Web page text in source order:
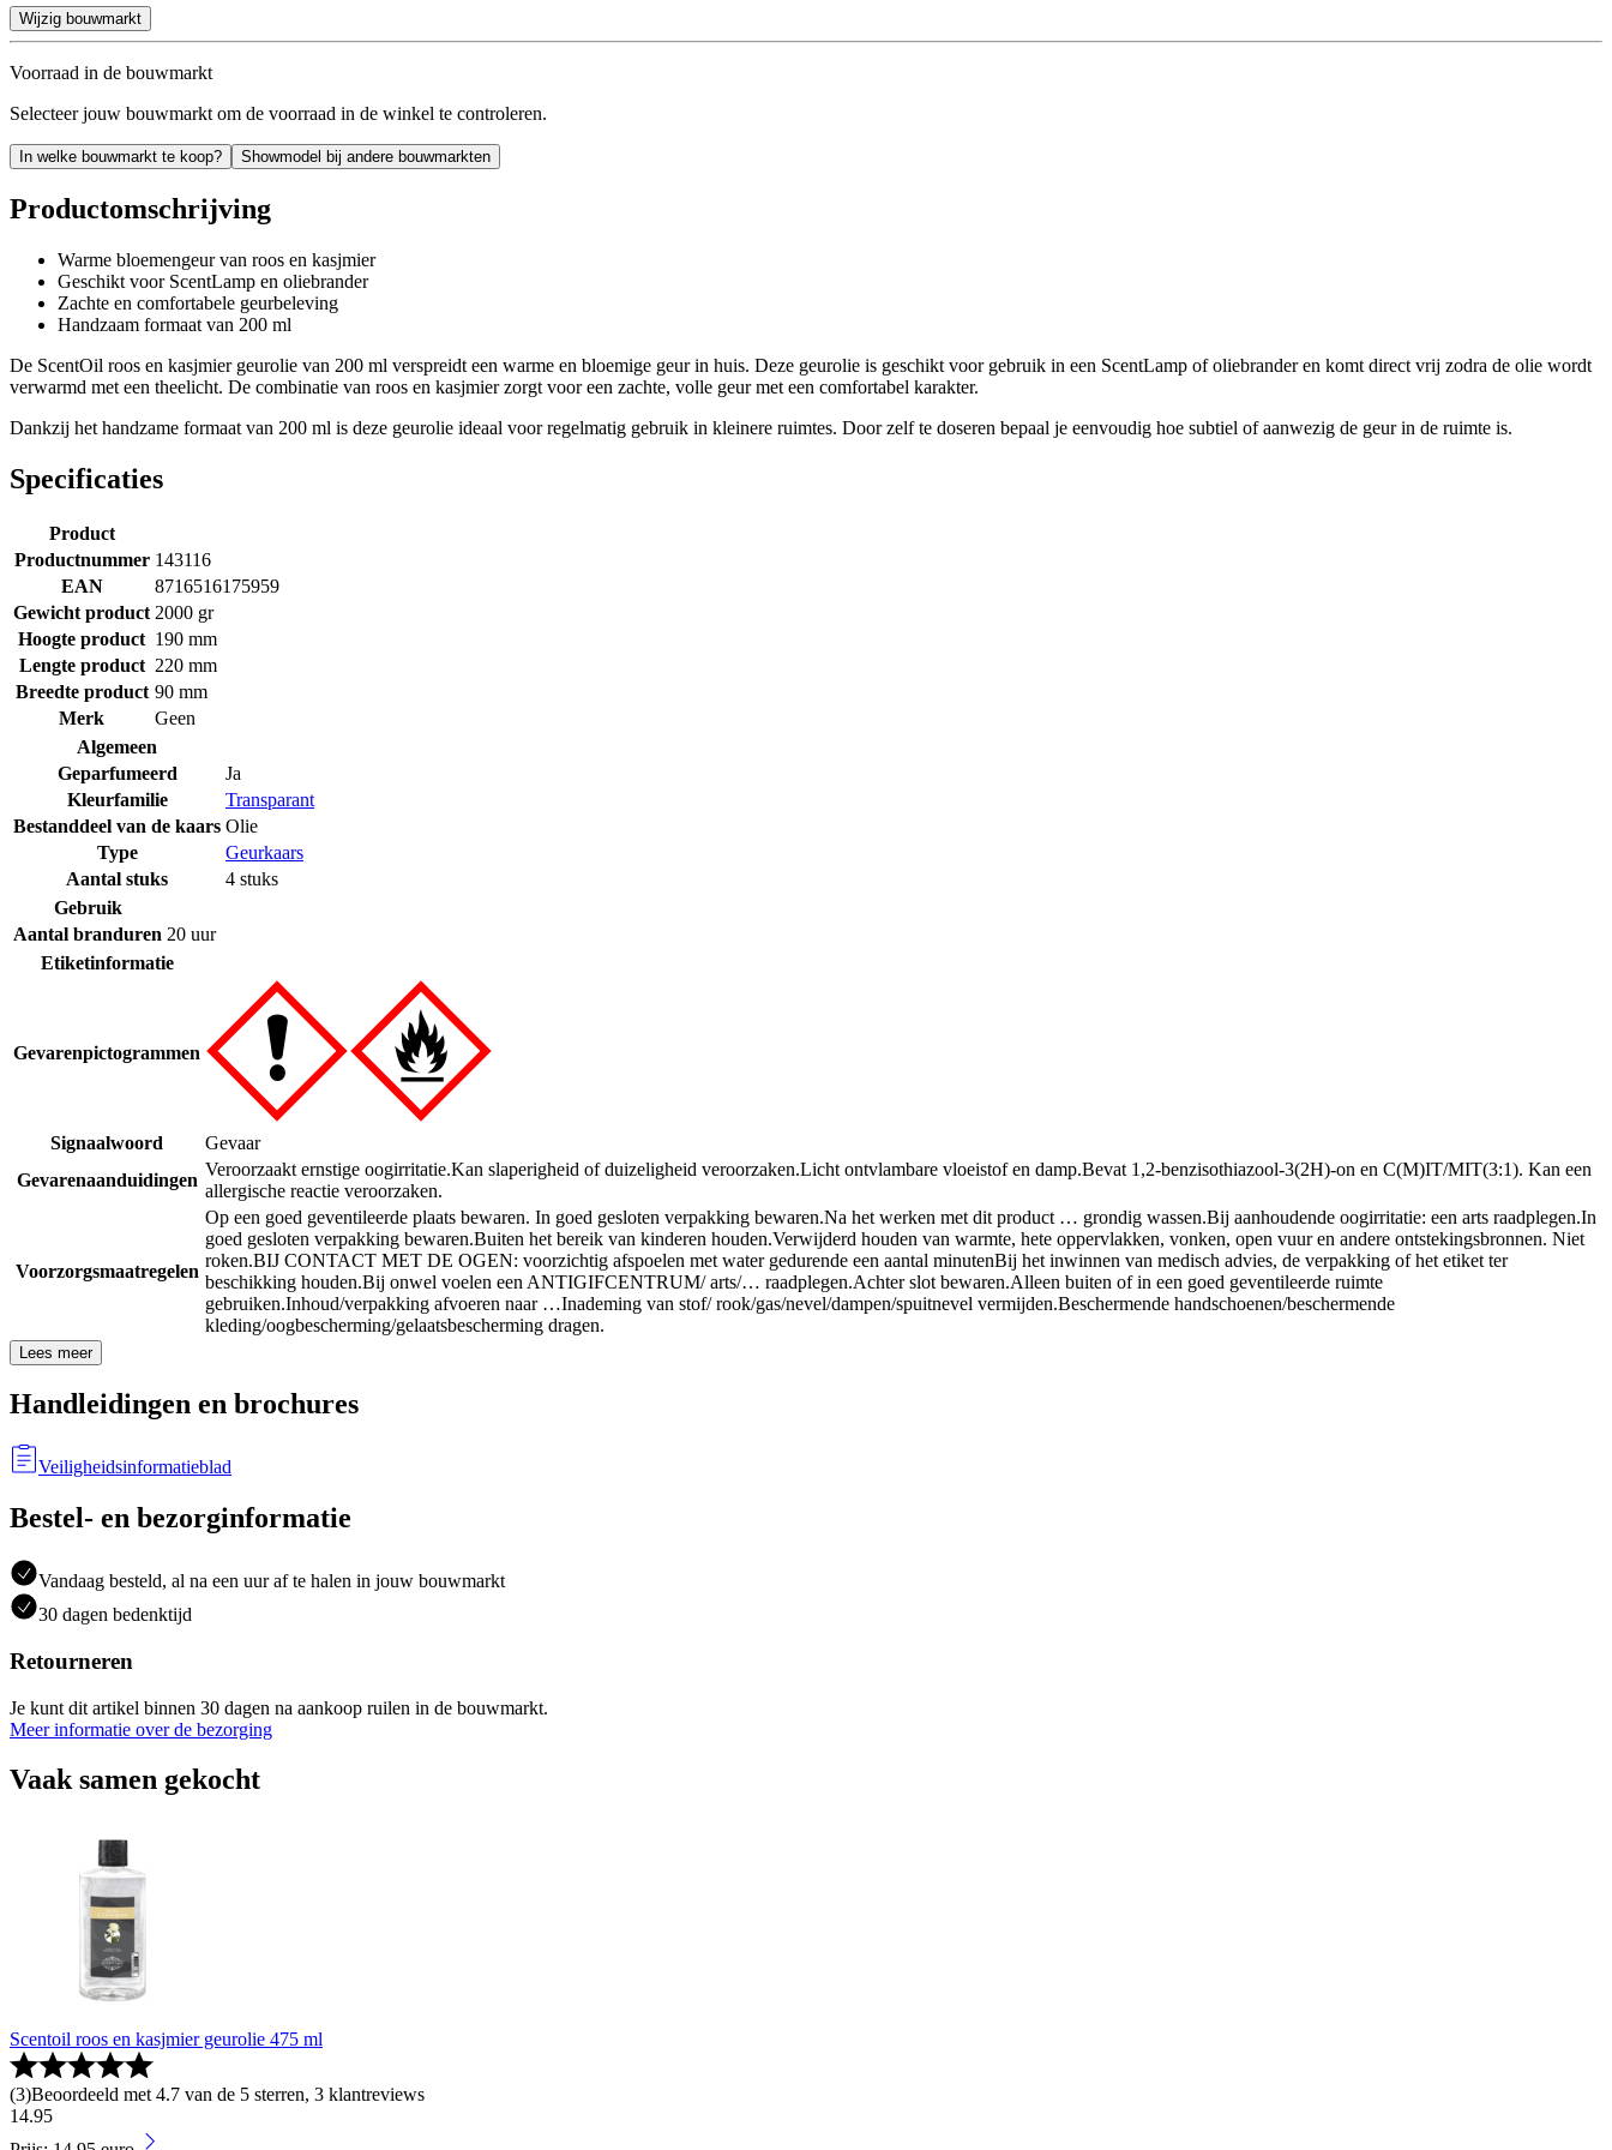
Wijzig bouwmarkt
Voorraad in de bouwmarkt
Selecteer jouw bouwmarkt om de voorraad in de winkel te controleren.
In welke bouwmarkt te koop? Showmodel bij andere bouwmarkten
Productomschrijving
Warme bloemengeur van roos en kasjmier
Geschikt voor ScentLamp en oliebrander
Zachte en comfortabele geurbeleving
Handzaam formaat van 200 ml
De ScentOil roos en kasjmier geurolie van 200 ml verspreidt een warme en bloemige geur in huis. Deze geurolie is geschikt voor gebruik in een ScentLamp of oliebrander en komt direct vrij zodra de olie wordt
verwarmd met een theelicht. De combinatie van roos en kasjmier zorgt voor een zachte, volle geur met een comfortabel karakter.
Dankzij het handzame formaat van 200 ml is deze geurolie ideaal voor regelmatig gebruik in kleinere ruimtes. Door zelf te doseren bepaal je eenvoudig hoe subtiel of aanwezig de geur in de ruimte is.
Specificaties
Product
Productnummer 143116
EAN
8716516175959
Gewicht product 2000 gr
Hoogte product 190 mm
Lengte product 220 mm
Breedte product 90 mm
Merk
Geen
Algemeen
Geparfumeerd
Ja
Kleurfamilie
Transparant
Bestanddeel van de kaars Olie
Type
Geurkaars
Aantal stuks
4 stuks
Gebruik
Aantal branduren 20 uur
Etiketinformatie
Gevarenpictogrammen
Signaalwoord
Gevaar
Gevarenaanduidingen
Veroorzaakt ernstige oogirritatie.Kan slaperigheid of duizeligheid veroorzaken.Licht ontvlambare vloeistof en damp.Bevat 1,2-benzisothiazool-3(2H)-on en C(M)IT/MIT(3:1). Kan een
allergische reactie veroorzaken.
Voorzorgsmaatregelen
Op een goed geventileerde plaats bewaren. In goed gesloten verpakking bewaren.Na het werken met dit product … grondig wassen.Bij aanhoudende oogirritatie: een arts raadplegen.In
goed gesloten verpakking bewaren.Buiten het bereik van kinderen houden.Verwijderd houden van warmte, hete oppervlakken, vonken, open vuur en andere ontstekingsbronnen. Niet
roken.BIJ CONTACT MET DE OGEN: voorzichtig afspoelen met water gedurende een aantal minutenBij het inwinnen van medisch advies, de verpakking of het etiket ter
beschikking houden.Bij onwel voelen een ANTIGIFCENTRUM/ arts/… raadplegen.Achter slot bewaren.Alleen buiten of in een goed geventileerde ruimte
gebruiken.Inhoud/verpakking afvoeren naar …Inademing van stof/ rook/gas/nevel/dampen/spuitnevel vermijden.Beschermende handschoenen/beschermende
kleding/oogbescherming/gelaatsbescherming dragen.
Lees meer
Handleidingen en brochures
Veiligheidsinformatieblad
Bestel- en bezorginformatie
Vandaag besteld, al na een uur af te halen in jouw bouwmarkt
30 dagen bedenktijd
Retourneren
Je kunt dit artikel binnen 30 dagen na aankoop ruilen in de bouwmarkt.
Meer informatie over de bezorging
Vaak samen gekocht
Scentoil roos en kasjmier geurolie 475 ml
(3)Beoordeeld met 4.7 van de 5 sterren, 3 klantreviews
14.95